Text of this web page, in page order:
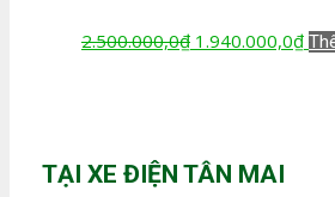
2.500.000,0₫ Giá
1.940.000,0₫Giá
TẠI XE ĐIỆN TÂN MAI